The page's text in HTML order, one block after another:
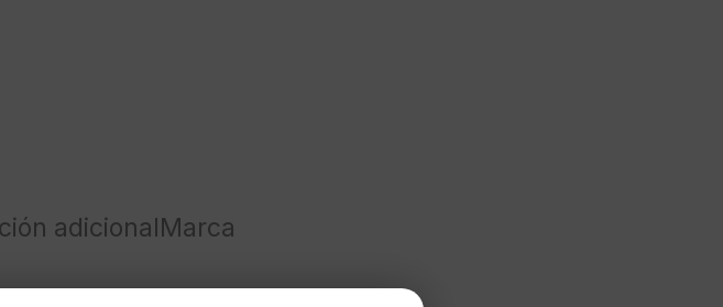
adicionalMarca